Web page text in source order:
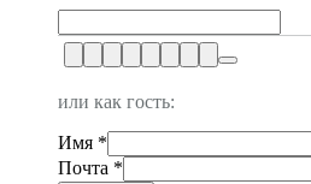
или как гость:
Имя *
Почта *